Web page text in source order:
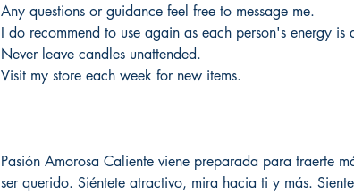
Any questions or guidance feel free to message me.
I do recommend to use again as each person's energy is
Never leave candles unattended.
Visit my store each week for new items.
Pasión Amorosa Caliente viene preparada para traerte
ser querido. Siéntete atractivo, mira hacia ti y más.